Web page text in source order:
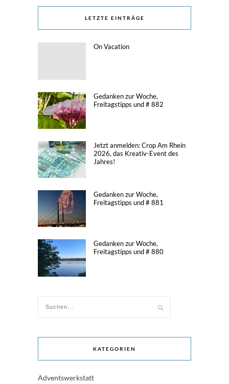
LETZTE EINTRÄGE
On Vacation
Gedanken zur Woche,
Freitagstipps und # 882
Jetzt anmelden: Crop Am Rhein
2026, das Kreativ-Event des
Jahres!
Gedanken zur Woche,
Freitagstipps und # 881
Gedanken zur Woche,
Freitagstipps und # 880
KATEGORIEN
Adventswerkstatt